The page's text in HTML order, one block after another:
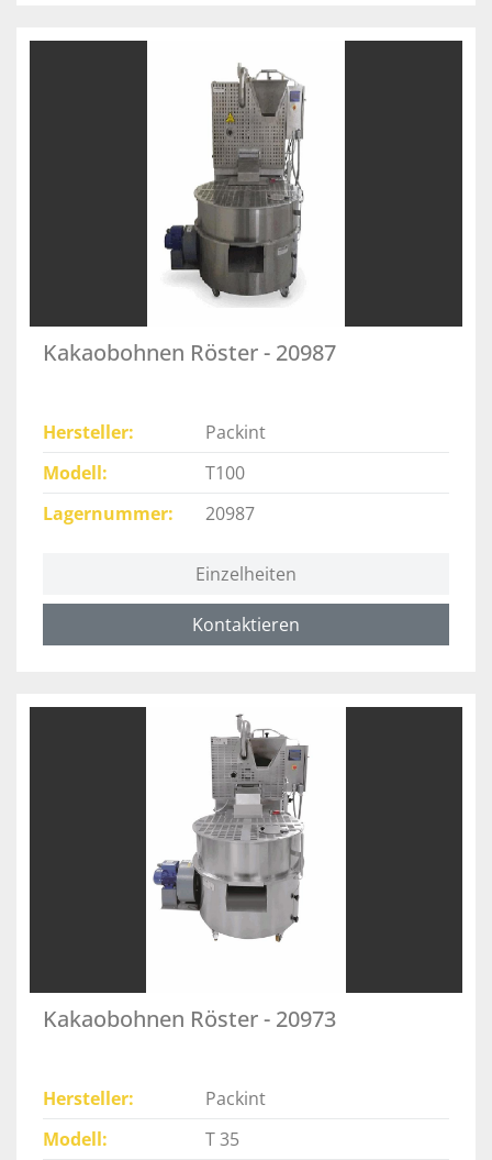
Kakaobohnen Röster - 20987
Hersteller
Packint
Modell
T100
Lagernummer
20987
Einzelheiten
Kontaktieren
Kakaobohnen Röster - 20973
Hersteller
Packint
Modell
T 35